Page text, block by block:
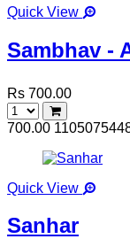
Quick View
Sambhav -
Rs 700.00
700.00
Quick View
Sanhar